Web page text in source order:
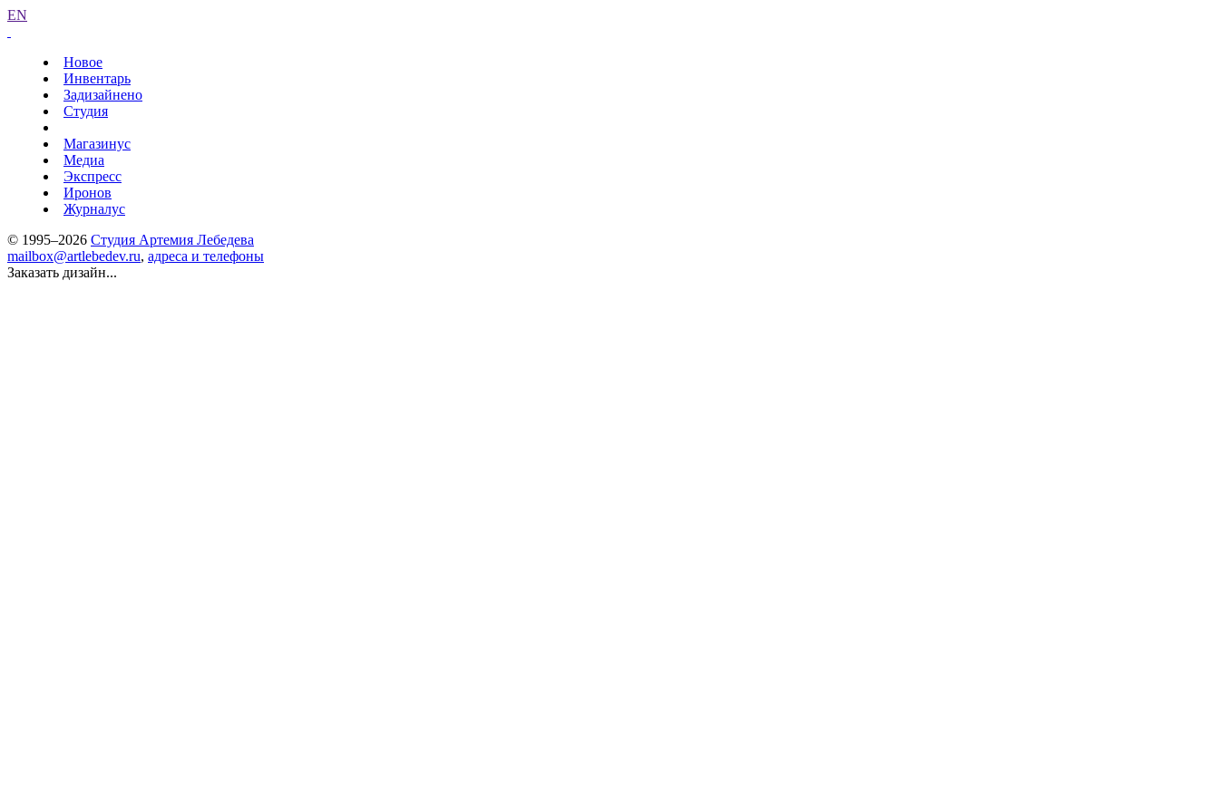
EN
Новое
Инвентарь
Задизайнено
Студия
Магазинус
Медиа
Экспресс
Иронов
Журналус
© 1995–2026 Студия Артемия Лебедева
mailbox@artlebedev.ru, адреса и телефоны
Заказать дизайн...